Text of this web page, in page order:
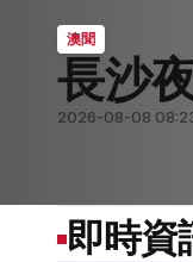
澳聞
澳聞
澳聞
六大
2026-08-08
澳聞
即時資